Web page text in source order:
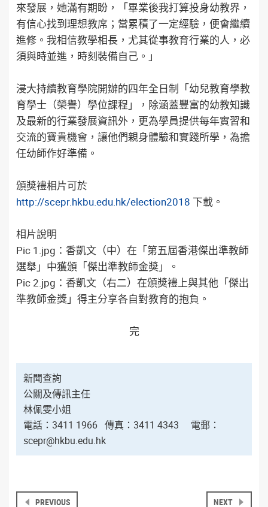
來發展，她滿有期盼，「畢業後我打算投身幼教界，
有信心找到理想教席；當累積了一定經驗，便會繼續
進修。我相信教學相長，尤其從事教育行業的人，必
須與時並進，時刻裝備自己。」
浸大持續教育學院開辦的四年全日制「幼兒教育學教
育學士（榮譽）學位課程」，除涵蓋豐富的幼教知識
及最新的行業發展資訊外，更為學員提供每年實習和
交流的寶貴機會，讓他們親身體驗和實踐所學，為擔
任幼師作好準備。
頒獎禮相片可於
http://scepr.hkbu.edu.hk/election2018 下載。
相片說明
Pic 1.jpg：香凱文（中）在「第五屆香港傑出準教師
選舉」中獲頒「傑出準教師金獎」。
Pic 2.jpg：香凱文（右二）在頒獎禮上與其他「傑出
準教師金獎」得主分享各自對教育的抱負。
完
新聞查詢
公關及傳訊主任
林佩雯小姐
電話：3411 1966 傳真：3411 4343
電郵：
scepr@hkbu.edu.hk
PREVIOUS NEXT